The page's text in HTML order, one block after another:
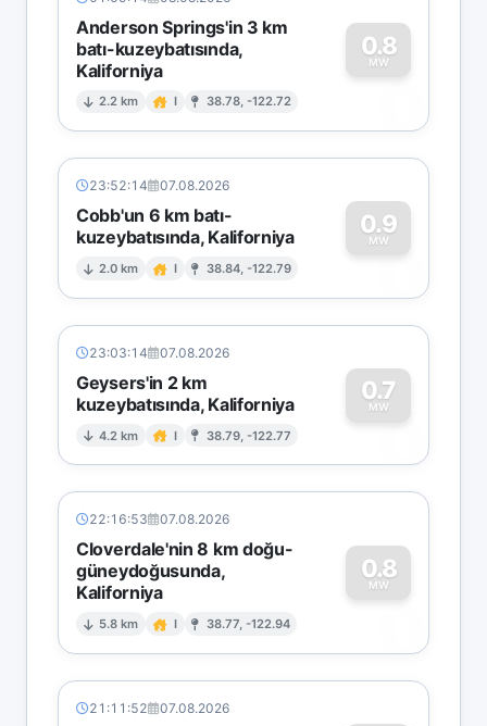
Anderson Springs'in 3 km
batı-kuzeybatısında,
Kaliforniya
2.2 km I 38.78, -122.72
0.8
MW
0
23:52:14 07.08.2026
Cobb'un 6 km batı-
kuzeybatısında, Kaliforniya
2.0 km I 38.84, -122.79
0.9
MW
0
23:03:14 07.08.2026
Geysers'in 2 km
kuzeybatısında, Kaliforniya
4.2 km I 38.79, -122.77
0.7
MW
0
22:16:53 07.08.2026
Cloverdale'nin 8 km doğu-
güneydoğusunda,
Kaliforniya
5.8 km I 38.77, -122.94
0.8
MW
0
21:11:52 07.08.2026